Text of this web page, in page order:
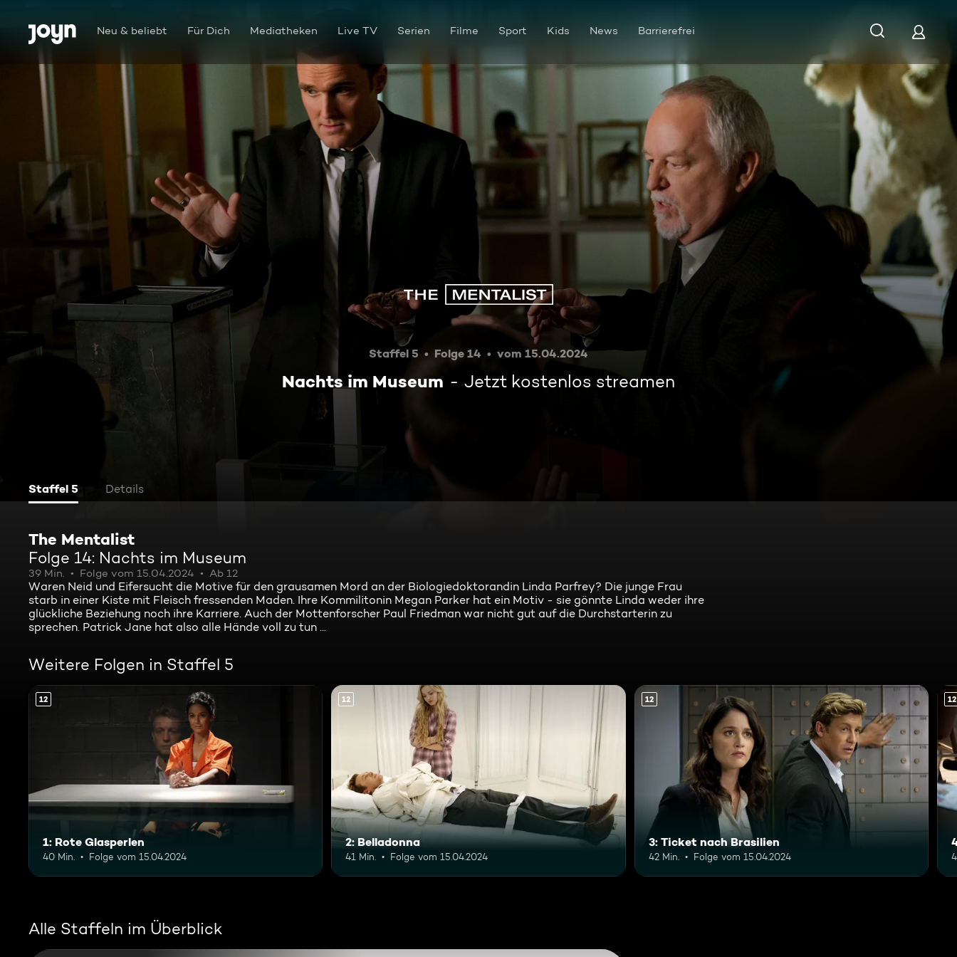
Zum Inhalt springen
Barrierefrei Neu & beliebt Für Dich Mediatheken Live TV Serien Filme Sport Kids News Barrierefrei
Staffel 5 Folge 14 vom 15.04.2024
Nachts im Museum Jetzt kostenlos streamen
Staffel 5 Details
The Mentalist
Folge 14: Nachts im Museum
39 Min. Folge vom 15.04.2024 Ab 12
Waren Neid und Eifersucht die Motive für den grausamen Mord an der Biologiedoktorandin Linda Parfrey? Die junge Frau
starb in einer Kiste mit Fleisch fressenden Maden. Ihre Kommilitonin Megan Parker hat ein Motiv - sie gönnte Linda weder ihre
glückliche Beziehung noch ihre Karriere. Auch der Mottenforscher Paul Friedman war nicht gut auf die Durchstarterin zu
sprechen. Patrick Jane hat also alle Hände voll zu tun ...
Weitere Folgen in Staffel 5
12
1: Rote Glasperlen
40 Min. Folge vom 15.04.2024
12
2: Belladonna
41 Min. Folge vom 15.04.2024
12
3: Ticket nach Brasilien
42 Min. Folge vom 15.04.2024
12
Alle Staffeln im Überblick